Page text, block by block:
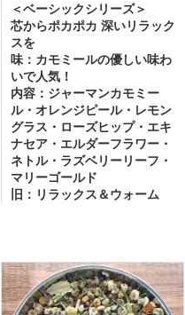
＜ベーシックシリーズ＞
芯からポカポカ 深いリラック
スを
味：カモミールの優しい味わ
いで人気！
内容：ジャーマンカモミー
ル・オレンジピール・レモン
グラス・ローズヒップ・エキ
ナセア・エルダーフラワー・
ネトル・ラズベリーリーフ・
マリーゴールド
旧：リラックス＆ウォーム